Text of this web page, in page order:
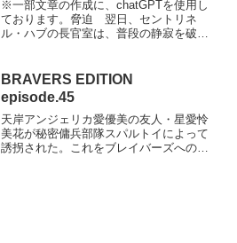
※一部文章の作成に、chatGPTを使用し
ております。脅迫 翌日、セントリネ
ル・ハブの長官室は、普段の静寂を破っ
心では昨日の出来事が気になって仕方が
なかった。そんな時、...
BRAVERS EDITION
episode.45
天岸アンジェリカ愛優美の友人・星愛怜
美花が秘密傭兵部隊スパルトイによって
誘拐された。これをブレイバーズへの挑